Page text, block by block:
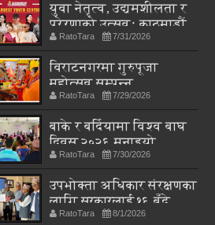
युवा नेतृत्व, उद्यमशीलता र
प्रेरणाको उत्सवः काठमाडौं
युथ कन्क्लेभ २०२६ आगामी
शनिबार हुँदै
RatoTara 7/31/2026
विराटनगरमा गुरुपूजा
महोत्सव सम्पन्न,
आध्यात्मिक जीवनशैली
अपनाउन जोड
RatoTara 7/29/2026
बाके र बर्दियामा विश्व बाघ
दिवस २०२६ मनाइयो
RatoTara 7/30/2026
उपभोक्ता अधिकार संरक्षणका
लागि सरकारलाई १६ बुँदे
सुझाव, कानुन संशोधनमा
RatoTara 8/1/2026